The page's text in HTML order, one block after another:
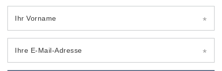
Ihr Vorname
Ihre E-Mail-Adresse